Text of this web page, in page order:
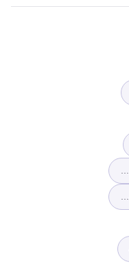
دقيق، وجبة ومسحوق منتجات الفصل الثامن
دقيق ووجبات من الخضروات البقولية المجففة من البند 0713